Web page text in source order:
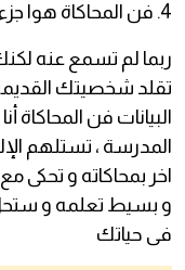
4. فن المحاكاة هوا جزء من كل انسان
ربما لم تسمع عنه
تقلد شخصيتك
البيانات فن المحاكاة
المدرسة ، تستلهم
اخر بمحاكاته و تحكى
و بسيط تعلمه و
فى حياتك